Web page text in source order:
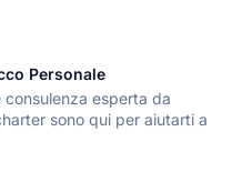
Personale
esperta da
sono qui per aiutarti a